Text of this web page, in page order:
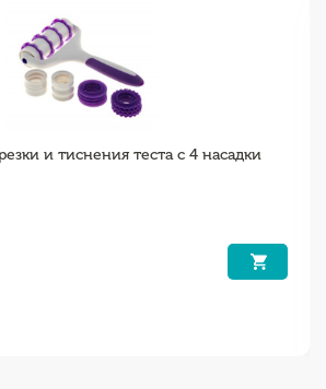
и тиснения теста с 4 насадки